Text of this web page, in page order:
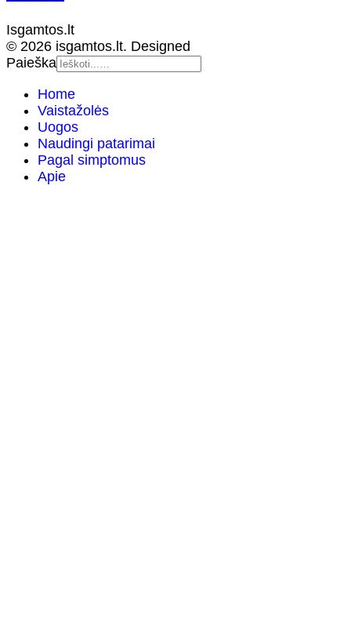
Isgamtos.lt
© 2026 isgamtos.lt. Designed
Paieška
Home
Vaistažolės
Uogos
Naudingi patarimai
Pagal simptomus
Apie